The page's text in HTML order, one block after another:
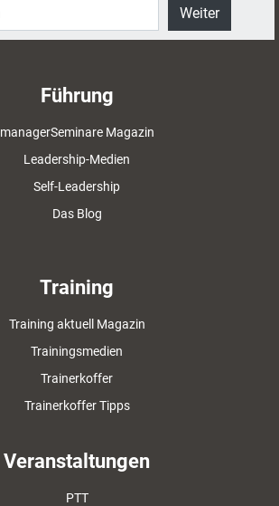
Weiter
Führung
managerSeminare Magazin
Leadership-Medien
Self-Leadership
Das Blog
Training
Training aktuell Magazin
Trainingsmedien
Trainerkoffer
Trainerkoffer Tipps
Veranstaltungen
PTT